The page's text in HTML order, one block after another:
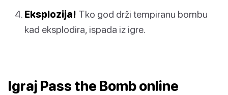
Eksplozija! Tko god drži tempiranu bombu
kad eksplodira, ispada iz igre.
Igraj Pass the Bomb online